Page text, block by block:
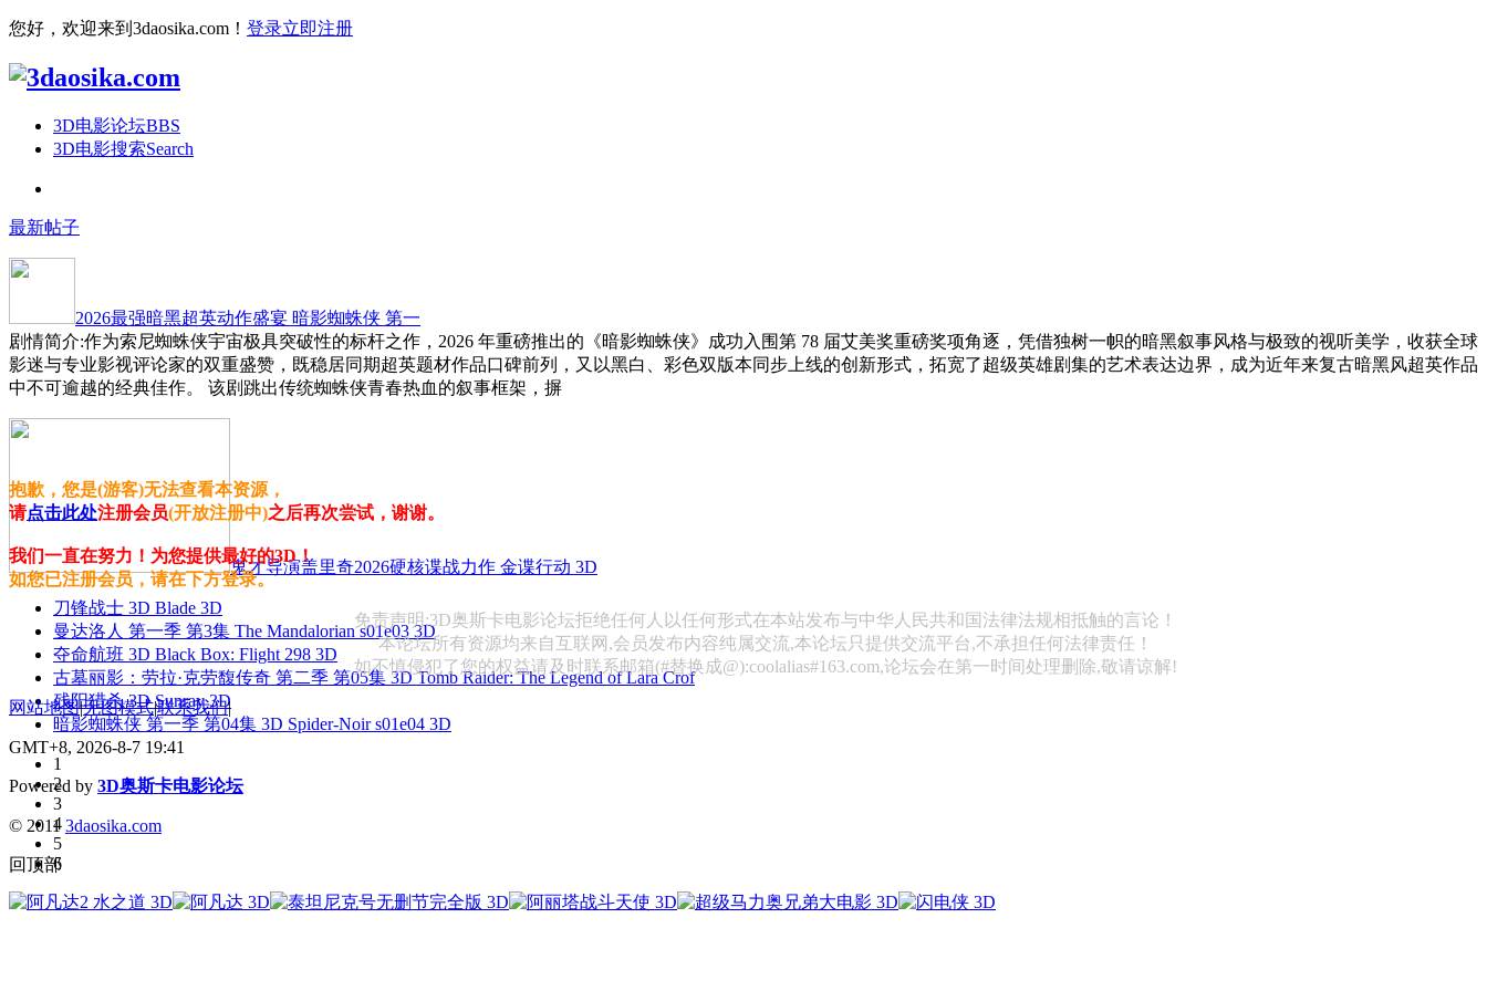
您好，欢迎来到3daosika.com！ 登录立即注册
3D电影论坛BBS
3D电影搜索Search
最新帖子
2026最强暗黑超英动作盛宴 暗影蜘蛛侠 第一
剧情简介:作为索尼蜘蛛侠宇宙极具突破性的标杆之作，2026 年重磅推出的《暗影蜘蛛侠》成功入围第 78 届艾美奖重磅奖项角逐，凭借独树一帜的暗黑叙事风格与极致的视听美学，收获全球
影迷与专业影视评论家的双重盛赞，既稳居同期超英题材作品口碑前列，又以黑白、彩色双版本同步上线的创新形式，拓宽了超级英雄剧集的艺术表达边界，成为近年来复古暗黑风超英作品
中不可逾越的经典佳作。 该剧跳出传统蜘蛛侠青春热血的叙事框架，摒
鬼才导演盖里奇2026硬核谍战力作 金谍行动 3D
刀锋战士 3D Blade 3D
曼达洛人 第一季 第3集 The Mandalorian s01e03 3D
夺命航班 3D Black Box: Flight 298 3D
古墓丽影：劳拉·克劳馥传奇 第二季 第05集 3D Tomb Raider: The Legend of Lara Crof
残阳猎杀 3D Sunray 3D
暗影蜘蛛侠 第一季 第04集 3D Spider-Noir s01e04 3D
1
2
3
4
5
6
抱歉，您是(游客)无法查看本资源，
请点击此处注册会员(开放注册中)之后再次尝试，谢谢。
我们一直在努力！为您提供最好的3D！
如您已注册会员，请在下方登录。
免责声明:3D奥斯卡电影论坛拒绝任何人以任何形式在本站发布与中华人民共和国法律法规相抵触的言论！
本论坛所有资源均来自互联网,会员发布内容纯属交流,本论坛只提供交流平台,不承担任何法律责任！
如不慎侵犯了您的权益请及时联系邮箱(#替换成@):coolalias#163.com,论坛会在第一时间处理删除,敬请谅解!
网站地图|无图模式|联系我们|
GMT+8, 2026-8-7 19:41
Powered by 3D奥斯卡电影论坛
© 20113daosika.com
回顶部